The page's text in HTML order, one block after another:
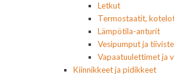
Letkut
Termostaatit,
Lämpötila-anturit
Vesipumput ja
Vapaatuulettimet ja
Kiinnikkeet ja pidikkeet